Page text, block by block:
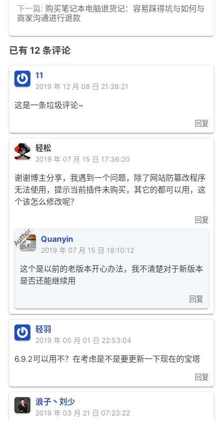
下一篇: 购买笔记本电脑退货记：容易踩得坑与如何与
商家沟通进行退款
已有 12 条评论
11
2019 年 12 月 08 日 21:28:21
这是一条垃圾评论~
回复
轻松
2019 年 07 月 15 日 17:36:20
谢谢博主分享，我遇到一个问题，除了网站防篡改程序
无法使用，提示当前插件未购买，其它的都可以用，这
个该怎么修改呢？
回复
Quanyin
Author
2019 年 07 月 15 日 18:10:12
这个是以前的老版本开心办法，我不清楚对于新版本
是否还能继续用
回复
轻羽
2019 年 05 月 01 日 22:53:04
6.9.2可以用不？在考虑是不是要更新一下现在的宝塔
回复
浪子丶刘少
2019 年 03 月 21 日 07:23:22